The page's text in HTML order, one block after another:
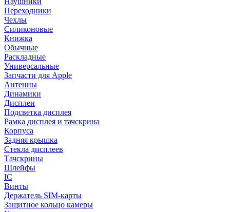
Переходники
Чехлы
Силиконовые
Книжка
Обычные
Раскладные
Универсальные
Запчасти для Apple
Антенны
Динамики
Дисплеи
Подсветка дисплея
Рамка дисплея и тачскрина
Корпуса
Задняя крышка
Стекла дисплеев
Тачскрины
Шлейфы
IC
Винты
Держатель SIM-карты
Защитное кольцо камеры